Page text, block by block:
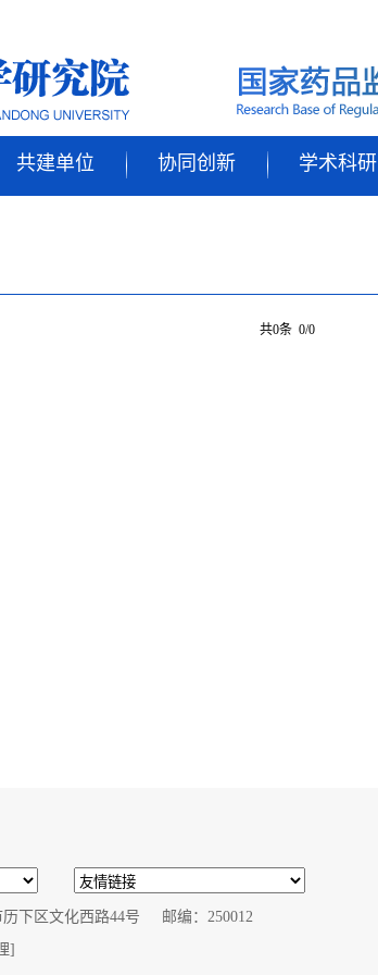
共建单位 协同创新 学术科研
共0条 0/0
历下区文化西路44号 邮编：250012
]